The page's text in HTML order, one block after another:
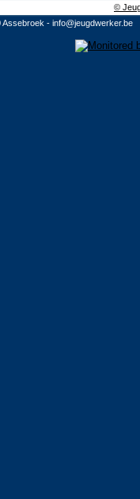
©
Assebroek - info@jeugdwerker.be